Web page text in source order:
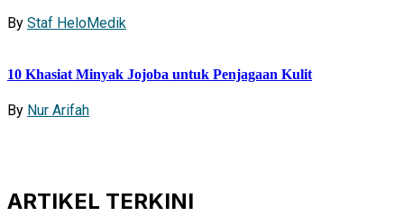
By Staf HeloMedik
10 Khasiat Minyak Jojoba untuk Penjagaan Kulit
By Nur Arifah
ARTIKEL TERKINI